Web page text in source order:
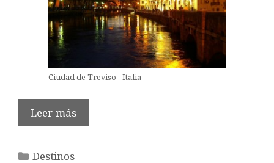
Ciudad de Treviso - Italia
Leer más
Categorías
Destinos